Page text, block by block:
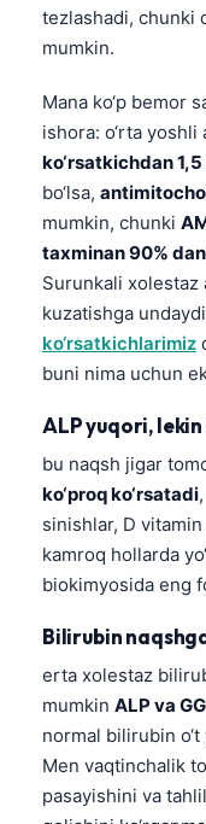
tezlashadi, chunki
mumkin.
Mana ko‘p bemor
ishora: o‘rta yoshli
ko‘rsatkichdan
bo‘lsa,
mumkin, chunki
taxminan 90%
Surunkali xolestaz
kuzatishga
ko‘rsatkichlarimiz
buni nima uchun
ALP yuqori,
bu naqsh jigar
ko‘proq ko‘rsatadi
sinishlar, D
kamroq hollarda
biokimyosida eng
Bilirubin
erta xolestaz
mumkin ALP va
normal bilirubin o‘t
Men vaqtinchalik
pasayishini va
മലയാളം
Bahasa
Tiếng Việt
Tagalog
ဗမာစာ
ភាសាខ្មែរ
Kiswahili
አማርኛ
Українська
Català
Қазақ тілі
Suomi
Hrvatski
Slovenčina
كوردی‎
پښتو
سنڌي
සිංහල
অসমীয়া